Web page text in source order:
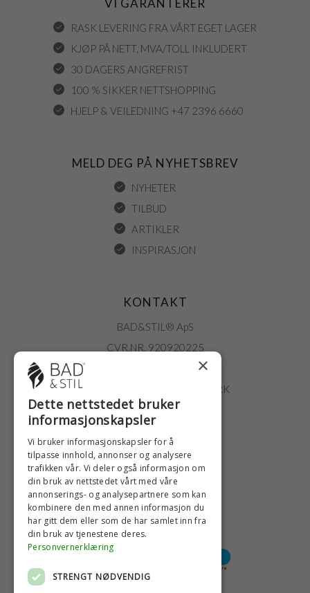
VI GARANTERER
RASK LEVERING FRA VÅRT EGET LAGER
KJØP PÅ NETT, MVA/TOLL INKLUDERT
30 DAGERS ANGREFRIST
100 % SIKKER NETTSHOPPING
HJELP & VEILEDNING +47 2396 6660
MELD DEG PÅ NYHETSBREV
NYHETER
TILBUD
ARTIKLER
INSPIRASJON
KONTAKT
BAD&STIL® ApS
CVR.NR. 920920225
ØSTERBROGADE 202
2100 KØBENHAVN • DANMARK
+47 2396 6660
BADSTIL@BADSTIL.NO
HØYESTE KREDITTVURD
BETALINGSALTERNATIVER
×
Dette nettstedet bruker
informasjonskapsler
Vi bruker informasjonskapsler for å
tilpasse innhold, annonser og analysere
trafikken vår. Vi deler også informasjon om
din bruk av nettstedet vårt med våre
annonserings- og analysepartnere som kan
kombinere den med annen informasjon du
har gitt dem eller som de har samlet inn fra
din bruk av tjenestene deres.
Personvernerklæring
STRENGT NØDVENDIG